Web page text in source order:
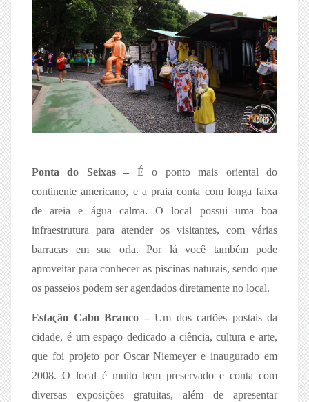
Ponta do Seixas – É o ponto mais oriental do
continente americano, e a praia conta com longa faixa
de areia e água calma. O local possui uma boa
infraestrutura para atender os visitantes, com várias
barracas em sua orla. Por lá você também pode
aproveitar para conhecer as piscinas naturais, sendo que
os passeios podem ser agendados diretamente no local.
Estação Cabo Branco –Um dos cartões postais da
cidade, é um espaço dedicado a ciência, cultura e arte,
que foi projeto por Oscar Niemeyer e inaugurado em
2008. O local é muito bem preservado e conta com
diversas exposições gratuitas, além de apresentar